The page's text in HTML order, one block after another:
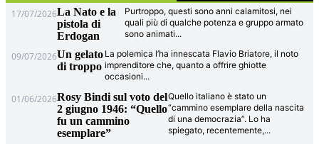
17/07/2026La Nato e la
pistola di
Erdogan
Purtroppo, questi sono anni calamitosi, nei
quali più di qualche potenza e gruppo armato
sono animati...
09/07/2026Un gelato
di troppo
La polemica l’ha innescata Flavio Briatore, il noto
imprenditore che, quanto a offrire ghiotte
occasioni...
01/06/2026Rosy Bindi sul voto del
2 giugno 1946: “Quello
fu un cammino
esemplare”
Quello italiano è stato un
“cammino esemplare della nascita
di una democrazia”. Lo ha
spiegato, recentemente,...